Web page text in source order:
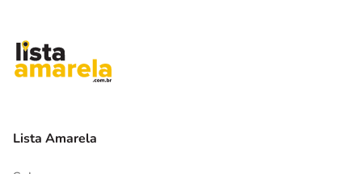
Lista Amarela